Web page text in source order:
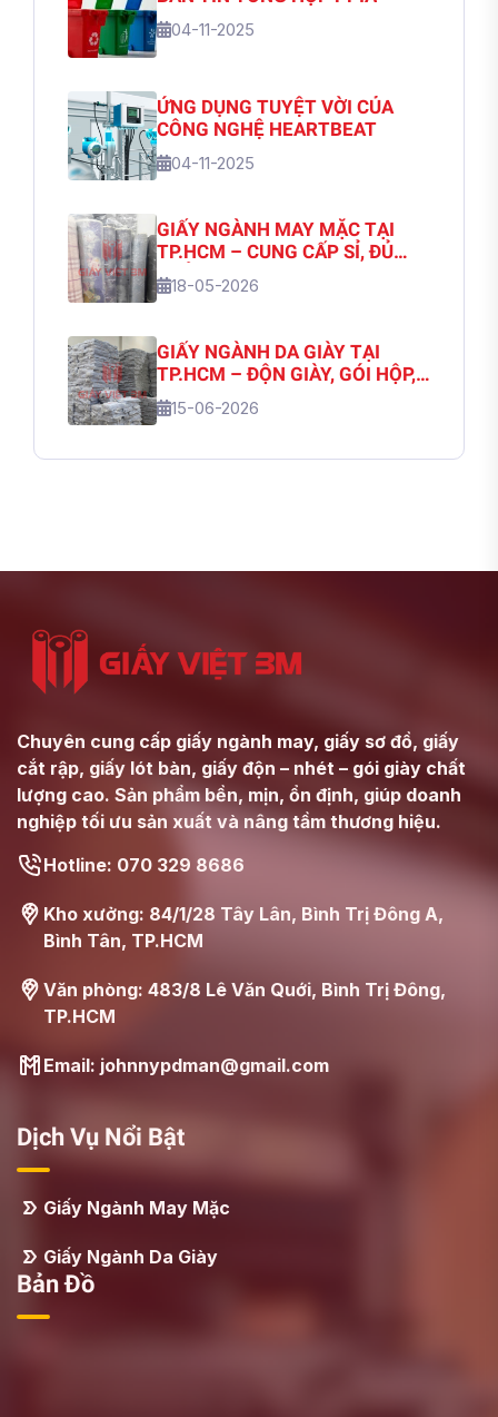
04-11-2025
ỨNG DỤNG TUYỆT VỜI CỦA
CÔNG NGHỆ HEARTBEAT
04-11-2025
GIẤY NGÀNH MAY MẶC TẠI
TP.HCM – CUNG CẤP SỈ, ĐỦ
CHỦNG LOẠI | GIẤY VIỆT 3M
18-05-2026
GIẤY NGÀNH DA GIÀY TẠI
TP.HCM – ĐỘN GIÀY, GÓI HỘP,
NHẬP SỐ LƯỢNG LỚN | GIẤY
VIỆT 3M
15-06-2026
Chuyên cung cấp giấy ngành may, giấy sơ đồ, giấy
cắt rập, giấy lót bàn, giấy độn – nhét – gói giày chất
lượng cao. Sản phẩm bền, mịn, ổn định, giúp doanh
nghiệp tối ưu sản xuất và nâng tầm thương hiệu.
Hotline: 070 329 8686
Kho xưởng: 84/1/28 Tây Lân, Bình Trị Đông A,
Bình Tân, TP.HCM
Văn phòng: 483/8 Lê Văn Quới, Bình Trị Đông,
TP.HCM
Email: johnnypdman@gmail.com
Dịch Vụ Nổi Bật
Giấy Ngành May Mặc
Giấy Ngành Da Giày
Bản Đồ